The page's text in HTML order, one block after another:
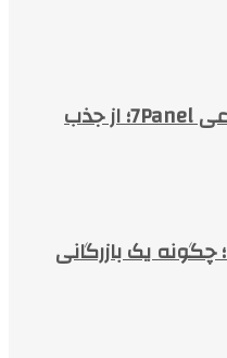
خدمات شبکه‌های اجتماعی 7Panel؛ از جذب
آراد برندینگ در سال ۱۴۰۴؛ چگونه یک بازرگانی